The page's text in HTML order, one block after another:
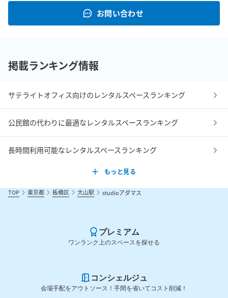
お問い合わせ
掲載ランキング情報
サテライトオフィス向けのレンタルスペースランキング
公民館の代わりに最適なレンタルスペースランキング
長時間利用可能なレンタルスペースランキング
もっと見る
TOP 東京都 板橋区 大山駅 studioアダマス
プレミアム
ワンランク上のスペースを探せる
コンシェルジュ
会場手配をアウトソース！手間を省いてコスト削減！